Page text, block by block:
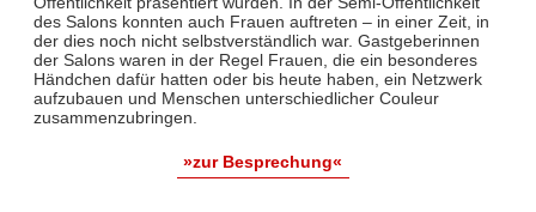
des Salons konnten auch Frauen auftreten – in einer Zeit, in
der dies noch nicht selbstverständlich war. Gastgeberinnen
der Salons waren in der Regel Frauen, die ein besonderes
Händchen dafür hatten oder bis heute haben, ein Netzwerk
aufzubauen und Menschen unterschiedlicher Couleur
zusammenzubringen.
»zur Besprechung«